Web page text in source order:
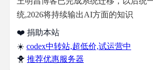
统,2026将持续输出AI方面的知识
❤️ 捐助本站
☀️ codex中转站,超低价,试运营中
🐥 推荐优惠服务器